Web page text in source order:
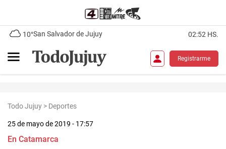
10°San Salvador de Jujuy 02:52 HS.
Registrarme
Todo Jujuy > Deportes
25 de mayo de 2019 - 17:57
En Catamarca